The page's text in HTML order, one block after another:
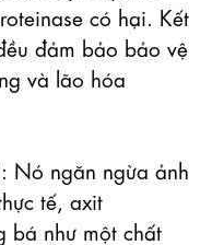
có hại. Kết
đảm bảo bảo vệ
và lão hóa
Nó ngăn ngừa ảnh
tế, axit
bá như một chất